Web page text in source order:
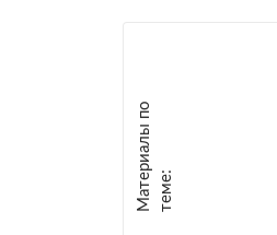
М
а
т е
р
и
а
л
ы
п
о
т
е
м
е :